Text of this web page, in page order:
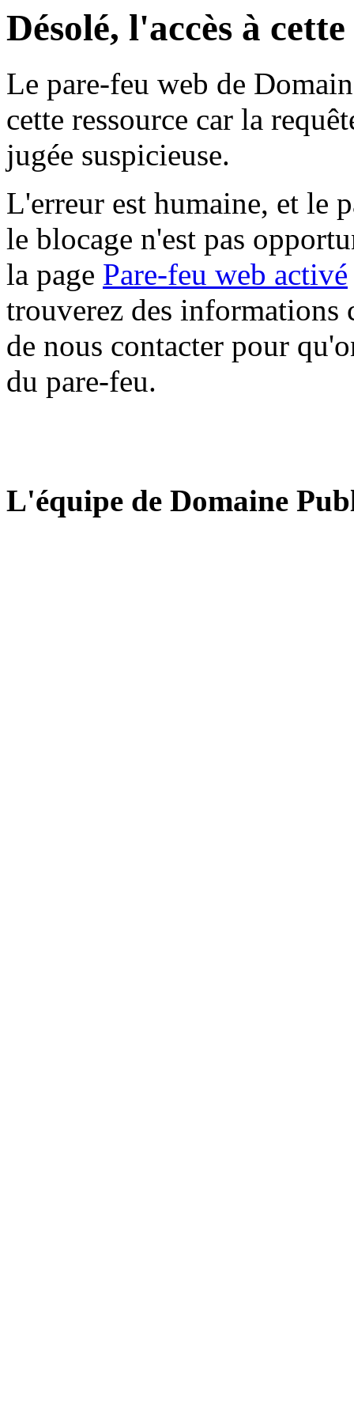
Désolé, l'accès à
Le pare-feu web de
cette ressource car la
jugée suspicieuse.
L'erreur est humaine, et le
le blocage n'est pas
la page Pare-feu web activé
trouverez des informations
de nous contacter pour
du pare-feu.
L'équipe de Domaine